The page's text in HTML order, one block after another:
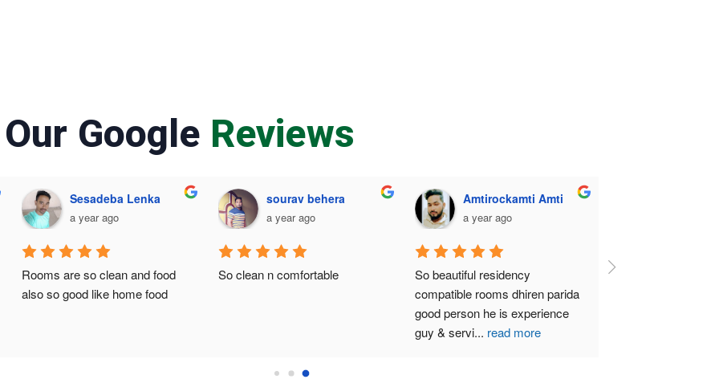
Our Google Reviews
Sesadeba Lenka
a year ago
Rooms are so clean and food
also so good like home food
sourav behera
a year ago
So clean n comfortable
Amtirockamti Amti
a year ago
So beautiful residency
compatible rooms dhiren parida
good person he is experience
guy & servi... read more